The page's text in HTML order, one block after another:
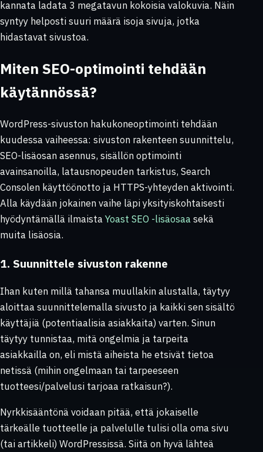
kannata ladata 3 megatavun kokoisia valokuvia. Näin
syntyy helposti suuri määrä isoja sivuja, jotka
hidastavat sivustoa.
Miten SEO-optimointi tehdään
käytännössä?
WordPress-sivuston hakukoneoptimointi tehdään
kuudessa vaiheessa: sivuston rakenteen suunnittelu,
SEO-lisäosan asennus, sisällön optimointi
avainsanoilla, latausnopeuden tarkistus, Search
Consolen käyttöönotto ja HTTPS-yhteyden aktivointi.
Alla käydään jokainen vaihe läpi yksityiskohtaisesti
hyödyntämällä ilmaistaYoast SEO -lisäosaasekä
muita lisäosia.
1. Suunnittele sivuston rakenne
Ihan kuten millä tahansa muullakin alustalla, täytyy
aloittaa suunnittelemalla sivusto ja kaikki sen sisältö
käyttäjiä (potentiaalisia asiakkaita) varten. Sinun
täytyy tunnistaa, mitä ongelmia ja tarpeita
asiakkailla on, eli mistä aiheista he etsivät tietoa
netissä (mihin ongelmaan tai tarpeeseen
tuotteesi/palvelusi tarjoaa ratkaisun?).
Nyrkkisääntönä voidaan pitää, että jokaiselle
tärkeälle tuotteelle ja palvelulle tulisi olla oma sivu
(tai artikkeli) WordPressissä. Siitä on hyvä lähteä